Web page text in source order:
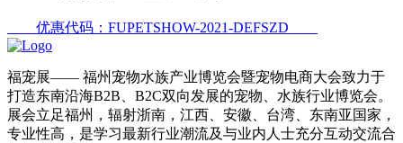
优惠代码：FUPETSHOW-2021-DEFSZD
福宠展—— 福州宠物水族产业博览会暨宠物电商大会致力于
打造东南沿海B2B、B2C双向发展的宠物、水族行业博览会。
展会立足福州，辐射浙南，江西、安徽、台湾、东南亚国家，
专业性高，是学习最新行业潮流及与业内人士充分互动交流合